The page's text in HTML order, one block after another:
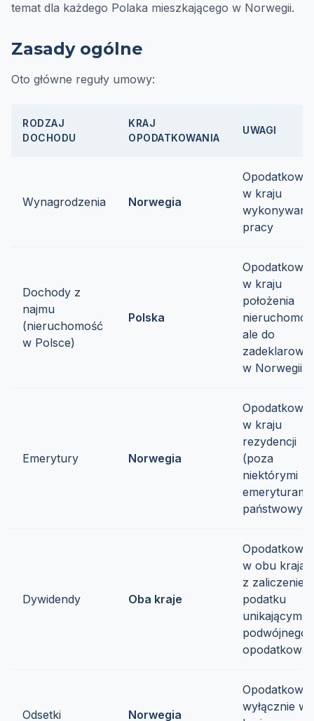
temat dla każdego Polaka mieszkającego w Norwegii.
Zasady ogólne
Oto główne reguły umowy:
RODZAJ
DOCHODU
KRAJ
OPODATKOWANIA
UWAGI
Wynagrodzenia Norwegia
w kraju
pracy
Dochody z
najmu
(nieruchomość
w Polsce)
Polska
w kraju
położenia
ale do
w Norwegii
Emerytury Norwegia
w kraju
rezydencji
(poza
niektórymi
emeryturami
Dywidendy Oba kraje
w obu
z zaliczeniem
podatku
unikającym
podwójnego
Odsetki Norwegia
wyłącznie w